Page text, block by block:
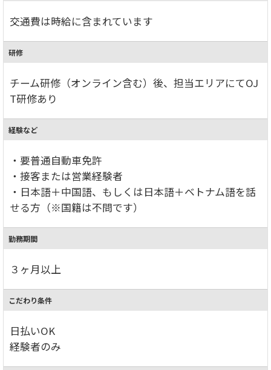
交通費は時給に含まれています
研修
チーム研修（オンライン含む）後、担当エリアにてOJ
T研修あり
経験など
・要普通自動車免許
・接客または営業経験者
・日本語＋中国語、もしくは日本語＋ベトナム語を話
せる方（※国籍は不問です）
勤務期間
３ヶ月以上
こだわり条件
日払いOK
経験者のみ